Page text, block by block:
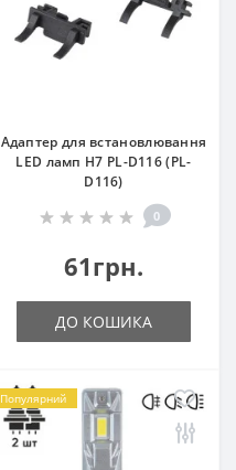
Адаптер для встановлювання
LED ламп Н7 PL-D116 (PL-
D116)
0
61грн.
ДО КОШИКА
Популярний